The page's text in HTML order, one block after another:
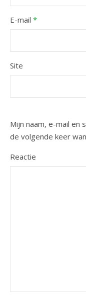
E-mail *
Site
Mijn naam, e-mail
de volgende keer
Reactie